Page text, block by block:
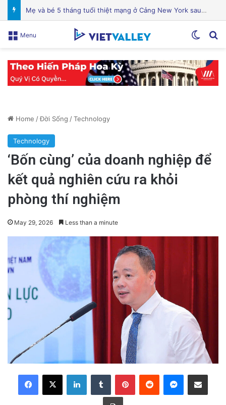
Biểu Tình show Quốc Thiên Tại Nam Cali, Đêm Diễn Vẫn Thu Hút Hơn 1000 Khán Giả
Menu
Home /Đời Sống /Technology
Technology
‘Bốn cùng’ của doanh nghiệp để
kết quả nghiên cứu ra khỏi
phòng thí nghiệm
May 29, 2026 Less than a minute
LinkedInTumblr PinterestReddit Messenger
Share via Email
Print